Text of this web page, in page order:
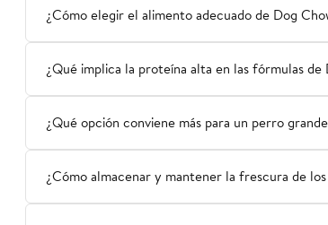
¿Cómo elegir el alimento adecuado de Dog
¿Qué implica la proteína alta en las fórmulas
¿Qué opción conviene más para un perro
¿Cómo almacenar y mantener la frescura de